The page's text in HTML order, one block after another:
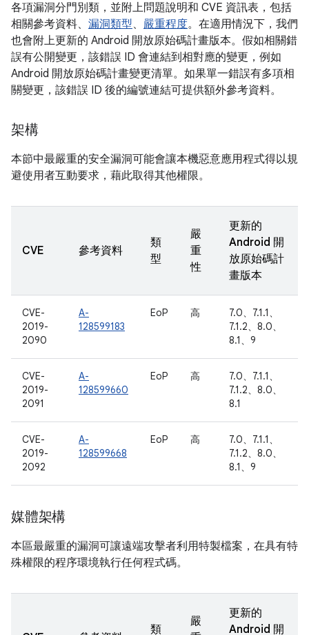
各項漏洞分門別類，並附上問題說明和 CVE 資訊表，包括
相關參考資料、 漏洞類型、 嚴重程度。在適用情況下，我們
也會附上更新的 Android 開放原始碼計畫版本。假如相關錯
誤有公開變更，該錯誤 ID 會連結到相對應的變更，例如
Android 開放原始碼計畫變更清單。如果單一錯誤有多項相
關變更，該錯誤 ID 後的編號連結可提供額外參考資料。
架構
本節中最嚴重的安全漏洞可能會讓本機惡意應用程式得以規
避使用者互動要求，藉此取得其他權限。
CVE 參考資料
類
型
嚴
重
性
更新的
Android 開
放原始碼計
畫版本
CVE-
2019-
2090
A-
128599183
EoP 高
7.0、7.1.1、
7.1.2、8.0、
8.1、9
CVE-
2019-
2091
A-
128599660
EoP 高
7.0、7.1.1、
7.1.2、8.0、
8.1
CVE-
2019-
2092
A-
128599668
EoP 高
7.0、7.1.1、
7.1.2、8.0、
8.1、9
媒體架構
本區最嚴重的漏洞可讓遠端攻擊者利用特製檔案，在具有特
殊權限的程序環境執行任何程式碼。
類
嚴
更新的
Android 開